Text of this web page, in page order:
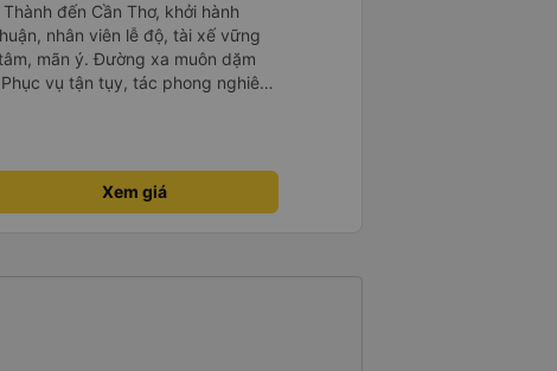
đến Cần Thơ, khởi hành
nhân viên lễ độ, tài xế vững
vụ tận tụy, tác phong nghiêm
kim tiền vội vã. Xã hội loạn đạo.
Xem giá